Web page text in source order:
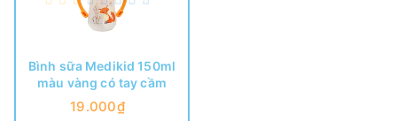
Bình sữa Medikid 150ml
màu vàng có tay cầm
19.000₫